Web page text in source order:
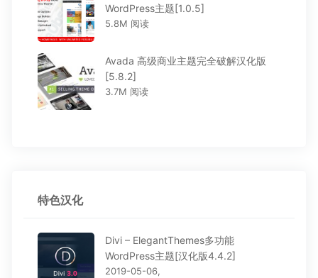
WordPress主题[1.0.5]
5.8M 阅读
Avada 高级商业主题完全破解汉化版
[5.8.2]
3.7M 阅读
特色汉化
Divi – ElegantThemes多功能
WordPress主题[汉化版4.4.2]
2019-05-06,